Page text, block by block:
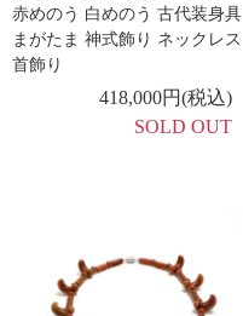
赤めのう 白めのう 古代装身具
まがたま 神式飾り ネックレス
首飾り
418,000円(税込)
SOLD OUT